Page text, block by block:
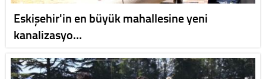
Eskişehir'in en büyük mahallesine yeni
kanalizasyo…